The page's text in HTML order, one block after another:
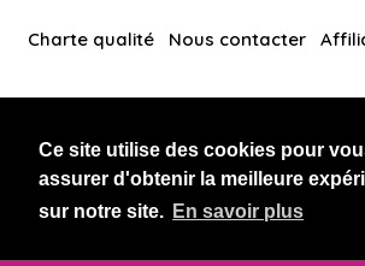
Ce site utilise des cookies pour
assurer d'obtenir la meilleure
sur notre site. En savoir plus
Charte qualité Nous contacter
BlackAndBeauties